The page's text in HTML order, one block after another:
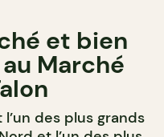
et bien
Marché
des plus grands